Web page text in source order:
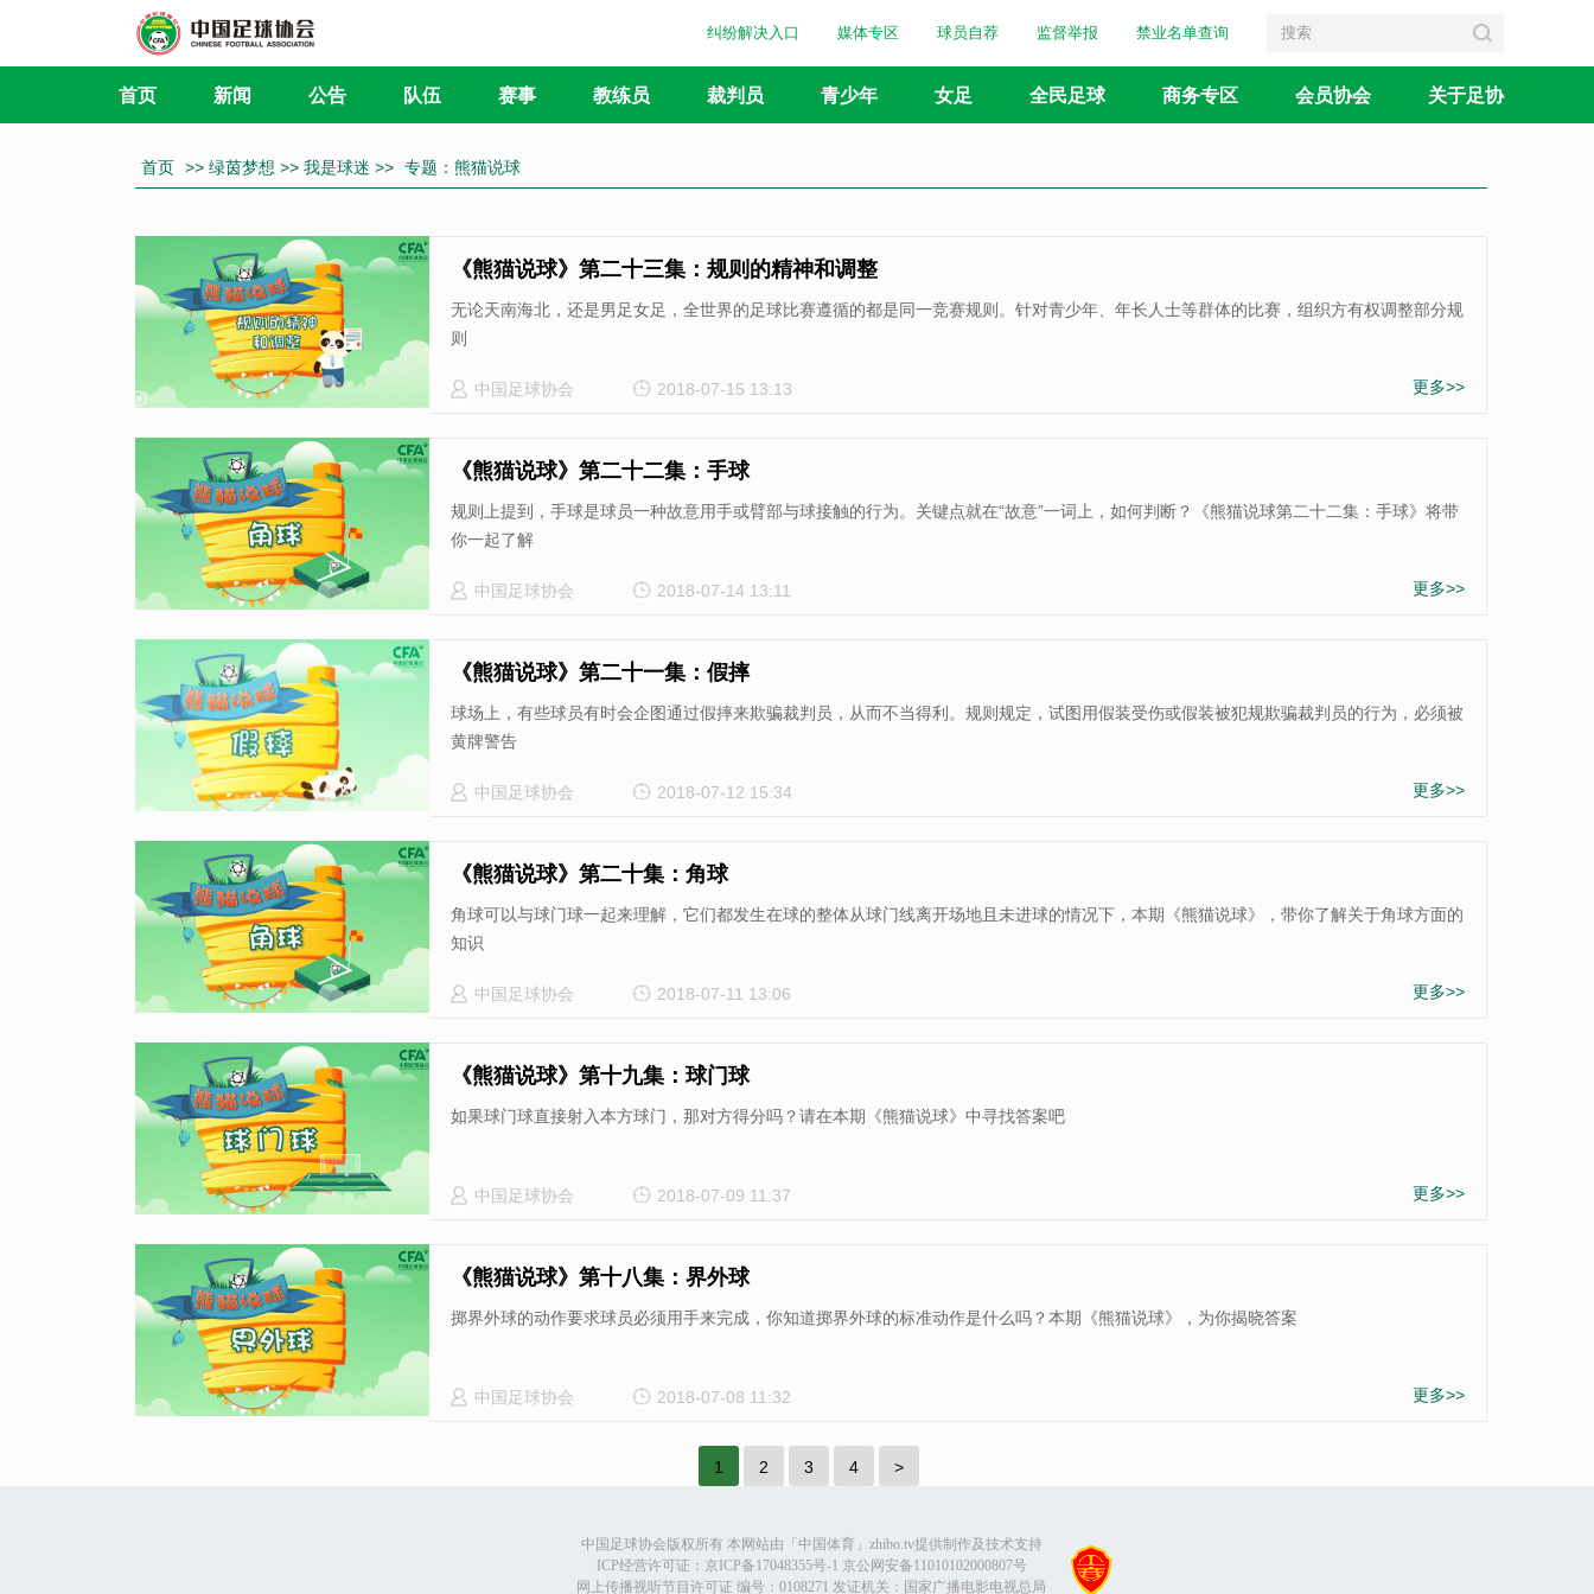
纠纷解决入口 媒体专区 球员自荐 监督举报 禁业名单查询
首页 新闻 公告 队伍 赛事 教练员 裁判员 青少年 女足 全民足球 商务专区 会员协会 关于足协
首页 >> 绿茵梦想 >> 我是球迷 >> 专题：熊猫说球
《熊猫说球》第二十三集：规则的精神和调整
无论天南海北，还是男足女足，全世界的足球比赛遵循的都是同一竞赛规则。针对青少年、年长人士等群体的比赛，组织方有权调整部分规
则
中国足球协会 2018-07-15 13:13 更多>>
《熊猫说球》第二十二集：手球
规则上提到，手球是球员一种故意用手或臂部与球接触的行为。关键点就在“故意”一词上，如何判断？《熊猫说球第二十二集：手球》将带
你一起了解
中国足球协会 2018-07-14 13:11 更多>>
《熊猫说球》第二十一集：假摔
球场上，有些球员有时会企图通过假摔来欺骗裁判员，从而不当得利。规则规定，试图用假装受伤或假装被犯规欺骗裁判员的行为，必须被
黄牌警告
中国足球协会 2018-07-12 15:34 更多>>
《熊猫说球》第二十集：角球
角球可以与球门球一起来理解，它们都发生在球的整体从球门线离开场地且未进球的情况下，本期《熊猫说球》，带你了解关于角球方面的
知识
中国足球协会 2018-07-11 13:06 更多>>
《熊猫说球》第十九集：球门球
如果球门球直接射入本方球门，那对方得分吗？请在本期《熊猫说球》中寻找答案吧
中国足球协会 2018-07-09 11:37 更多>>
《熊猫说球》第十八集：界外球
掷界外球的动作要求球员必须用手来完成，你知道掷界外球的标准动作是什么吗？本期《熊猫说球》，为你揭晓答案
中国足球协会 2018-07-08 11:32 更多>>
1 2 3 4 >
中国足球协会版权所有 本网站由「中国体育」zhibo.tv提供制作及技术支持
ICP经营许可证：京ICP备17048355号-1 京公网安备11010102000807号
网上传播视听节目许可证 编号：0108271 发证机关：国家广播电影电视总局